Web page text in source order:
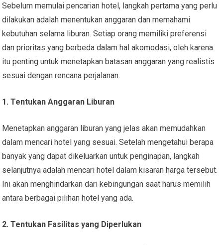
Sebelum memulai pencarian hotel, langkah pertama yang perlu
dilakukan adalah menentukan anggaran dan memahami
kebutuhan selama liburan. Setiap orang memiliki preferensi
dan prioritas yang berbeda dalam hal akomodasi, oleh karena
itu penting untuk menetapkan batasan anggaran yang realistis
sesuai dengan rencana perjalanan.
1. Tentukan Anggaran Liburan
Menetapkan anggaran liburan yang jelas akan memudahkan
dalam mencari hotel yang sesuai. Setelah mengetahui berapa
banyak yang dapat dikeluarkan untuk penginapan, langkah
selanjutnya adalah mencari hotel dalam kisaran harga tersebut.
Ini akan menghindarkan dari kebingungan saat harus memilih
antara berbagai pilihan hotel yang ada.
2. Tentukan Fasilitas yang Diperlukan